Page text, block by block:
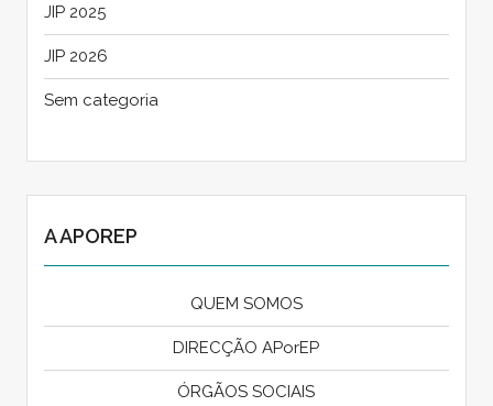
JIP 2025
JIP 2026
Sem categoria
A APOREP
QUEM SOMOS
DIRECÇÃO APorEP
ÓRGÃOS SOCIAIS